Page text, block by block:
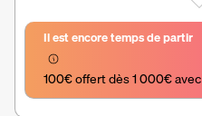
Il est encore temps de partir
100€ offert dès 1 000€ avec